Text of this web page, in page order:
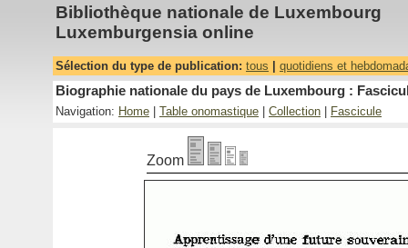
Bibliothèque nationale de Luxembourg
Luxemburgensia online
Sélection du type de publication: tous quotidiens et
Biographie nationale du pays de Luxembourg :
Navigation: Home Table onomastique Collection Fascicule
Zoom